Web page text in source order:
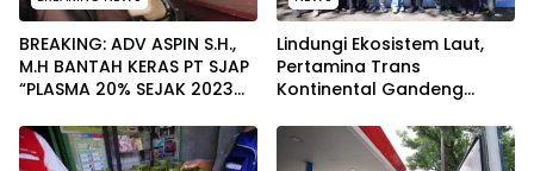
BREAKING: ADV ASPIN S.H.,
M.H BANTAH KERAS PT SJAP
“PLASMA 20% SEJAK 2023
WARGA WAWOONE!
Lindungi Ekosistem Laut,
Pertamina Trans
Kontinental Gandeng
Kebersihan Pantai di
Bitung, Sulawesi